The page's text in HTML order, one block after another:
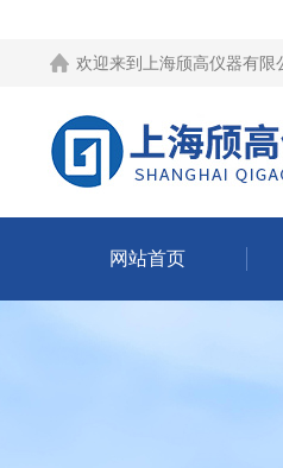
欢迎来到 上海颀高仪器有限
网站首页